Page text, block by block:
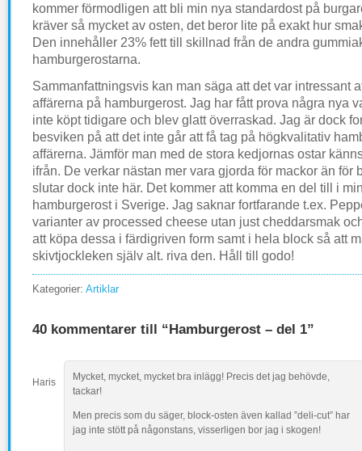
kommer förmodligen att bli min nya standardost på
kräver så mycket av osten, det beror lite på exakt hur
Den innehåller 23% fett till skillnad från de andra
hamburgerostarna.
Sammanfattningsvis kan man säga att det var intressant
affärerna på hamburgerost. Jag har fått prova några nya
inte köpt tidigare och blev glatt överraskad. Jag är dock
besviken på att det inte går att få tag på högkvalitativ
affärerna. Jämför man med de stora kedjornas ostar
ifrån. De verkar nästan mer vara gjorda för mackor än för
slutar dock inte här. Det kommer att komma en del till i
hamburgerost i Sverige. Jag saknar fortfarande t.ex.
varianter av processed cheese utan just cheddarsmak
att köpa dessa i färdigriven form samt i hela block så att
skivtjockleken själv alt. riva den. Håll till godo!
Kategorier: Artiklar
40 kommentarer till “Hamburgerost – del 1”
Haris
Mycket, mycket, mycket bra inlägg! Precis det jag behövde,
tackar!
Men precis som du säger, block-osten även kallad ”deli-cut” har
jag inte stött på någonstans, visserligen bor jag i skogen!